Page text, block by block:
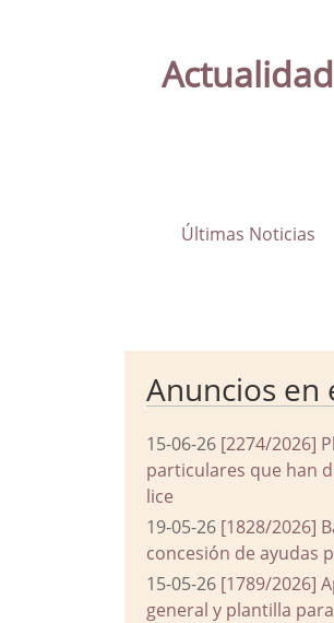
Actualidad
Últimas Noticias
La Parra apuesta por los pasos
Anuncios en
15-06-26 [2274/2026]
particulares que han
lice
19-05-26 [1828/2026]
concesión de ayudas
15-05-26 [1789/2026]
general y plantilla